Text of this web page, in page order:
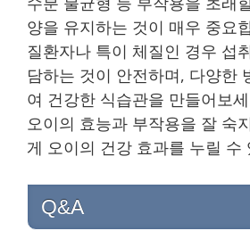
양을 유지하는 것이 매우 중요
질환자나 특이 체질인 경우 섭
담하는 것이 안전하며, 다양한
여 건강한 식습관을 만들어보
오이의 효능과 부작용을 잘 숙
게 오이의 건강 효과를 누릴 수
Q&A